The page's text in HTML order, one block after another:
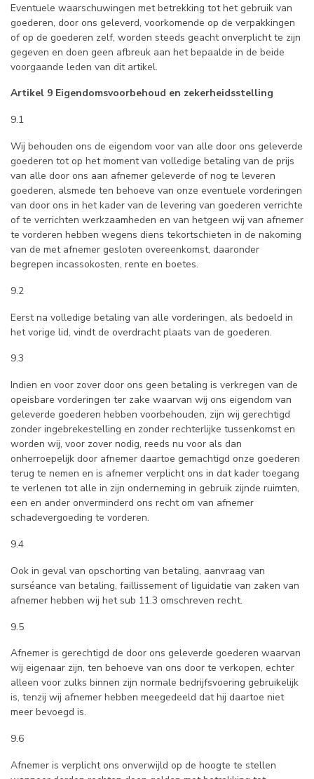
Eventuele waarschuwingen met betrekking tot het gebruik van
goederen, door ons geleverd, voorkomende op de verpakkingen
of op de goederen zelf, worden steeds geacht onverplicht te zijn
gegeven en doen geen afbreuk aan het bepaalde in de beide
voorgaande leden van dit artikel.
Artikel 9 Eigendomsvoorbehoud en zekerheidsstelling
9.1
Wij behouden ons de eigendom voor van alle door ons geleverde
goederen tot op het moment van volledige betaling van de prijs
van alle door ons aan afnemer geleverde of nog te leveren
goederen, alsmede ten behoeve van onze eventuele vorderingen
van door ons in het kader van de levering van goederen verrichte
of te verrichten werkzaamheden en van hetgeen wij van afnemer
te vorderen hebben wegens diens tekortschieten in de nakoming
van de met afnemer gesloten overeenkomst, daaronder
begrepen incassokosten, rente en boetes.
9.2
Eerst na volledige betaling van alle vorderingen, als bedoeld in
het vorige lid, vindt de overdracht plaats van de goederen.
9.3
Indien en voor zover door ons geen betaling is verkregen van de
opeisbare vorderingen ter zake waarvan wij ons eigendom van
geleverde goederen hebben voorbehouden, zijn wij gerechtigd
zonder ingebrekestelling en zonder rechterlijke tussenkomst en
worden wij, voor zover nodig, reeds nu voor als dan
onherroepelijk door afnemer daartoe gemachtigd onze goederen
terug te nemen en is afnemer verplicht ons in dat kader toegang
te verlenen tot alle in zijn onderneming in gebruik zijnde ruimten,
een en ander onverminderd ons recht om van afnemer
schadevergoeding te vorderen.
9.4
Ook in geval van opschorting van betaling, aanvraag van
surséance van betaling, faillissement of liguidatie van zaken van
afnemer hebben wij het sub 11.3 omschreven recht.
9.5
Afnemer is gerechtigd de door ons geleverde goederen waarvan
wij eigenaar zijn, ten behoeve van ons door te verkopen, echter
alleen voor zulks binnen zijn normale bedrijfsvoering gebruikelijk
is, tenzij wij afnemer hebben meegedeeld dat hij daartoe niet
meer bevoegd is.
9.6
Afnemer is verplicht ons onverwijld op de hoogte te stellen